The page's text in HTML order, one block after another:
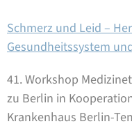
Schmerz und Leid –
Gesundheitssystem
41. Workshop
zu Berlin in
Krankenhaus Berlin-